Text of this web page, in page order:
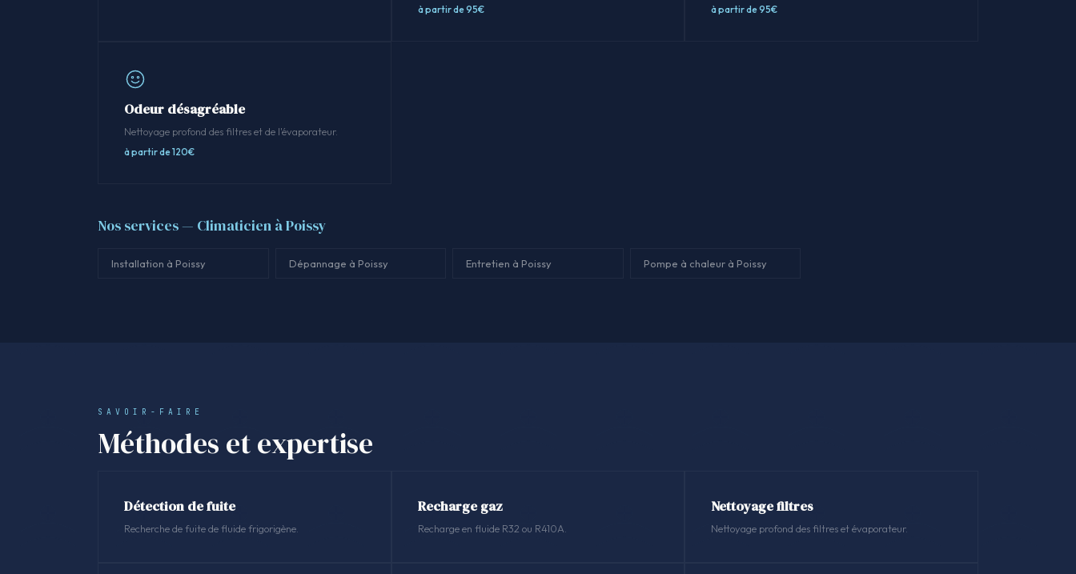
à partir de 95€ à partir de 95€
Odeur désagréable
Nettoyage profond des filtres et de l'évaporateur.
à partir de 120€
Nos services — Climaticien à Poissy
Installation à Poissy Dépannage à Poissy Entretien à Poissy Pompe à chaleur à Poissy
SAVOIR-FAIRE
Méthodes et expertise
Détection de fuite
Recherche de fuite de fluide frigorigène.
Recharge gaz
Recharge en fluide R32 ou R410A.
Nettoyage filtres
Nettoyage profond des filtres et évaporateur.